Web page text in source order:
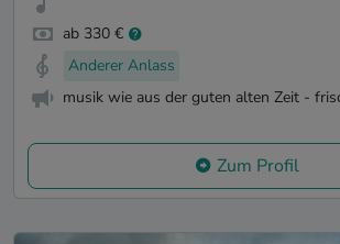
ab 330 €
Anderer Anlass
musik wie aus der guten alten Zeit -
Zum Profil